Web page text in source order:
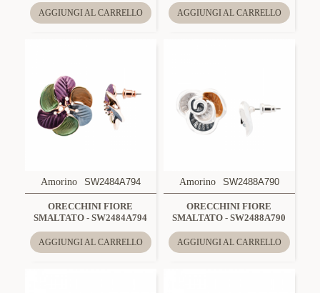
AGGIUNGI AL CARRELLO AGGIUNGI AL CARRELLO
Amorino SW2484A794
ORECCHINI FIORE
SMALTATO - SW2484A794
AGGIUNGI AL CARRELLO
Amorino SW2488A790
ORECCHINI FIORE
SMALTATO - SW2488A790
AGGIUNGI AL CARRELLO